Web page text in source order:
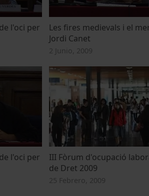
l'oci per
Les fires medievals i el
Jordi Canet
2 Junio, 2009
l'oci per
III Fòrum d'ocupació
de Dret 2009
25 Febrero, 2009